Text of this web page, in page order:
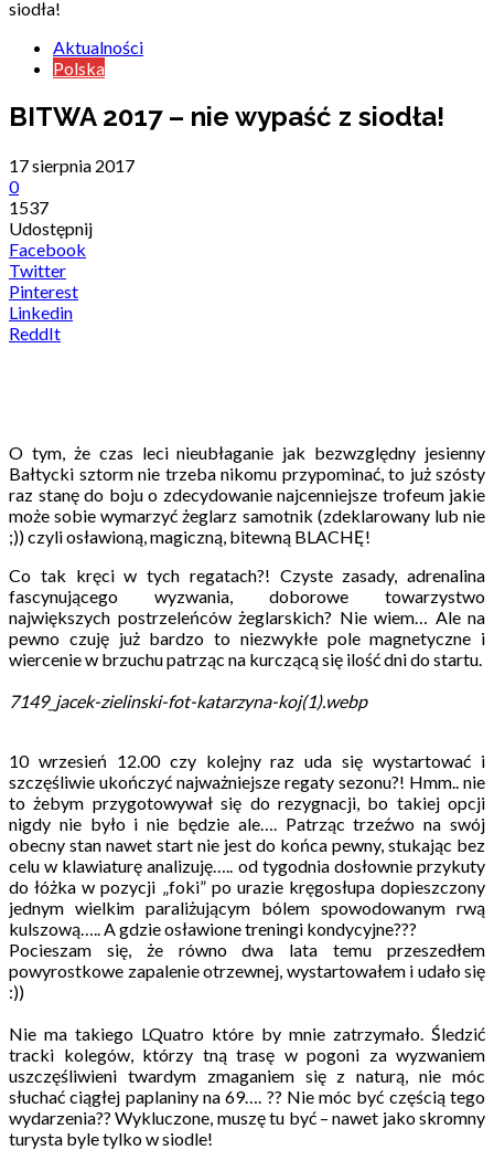
siodła!
Aktualności
Polska
BITWA 2017 – nie wypaść z siodła!
17 sierpnia 2017
0
1537
Udostępnij
Facebook
Twitter
Pinterest
Linkedin
ReddIt
O tym, że czas leci nieubłaganie jak bezwzględny jesienny
Bałtycki sztorm nie trzeba nikomu przypominać, to już szósty
raz stanę do boju o zdecydowanie najcenniejsze trofeum jakie
może sobie wymarzyć żeglarz samotnik (zdeklarowany lub nie
;)) czyli osławioną, magiczną, bitewną BLACHĘ!
Co tak kręci w tych regatach?! Czyste zasady, adrenalina
fascynującego wyzwania, doborowe towarzystwo
największych postrzeleńców żeglarskich? Nie wiem… Ale na
pewno czuję już bardzo to niezwykłe pole magnetyczne i
wiercenie w brzuchu patrząc na kurczącą się ilość dni do startu.
7149_jacek-zielinski-fot-katarzyna-koj(1).webp
10 wrzesień 12.00 czy kolejny raz uda się wystartować i
szczęśliwie ukończyć najważniejsze regaty sezonu?! Hmm.. nie
to żebym przygotowywał się do rezygnacji, bo takiej opcji
nigdy nie było i nie będzie ale…. Patrząc trzeźwo na swój
obecny stan nawet start nie jest do końca pewny, stukając bez
celu w klawiaturę analizuję….. od tygodnia dosłownie przykuty
do łóżka w pozycji „foki” po urazie kręgosłupa dopieszczony
jednym wielkim paraliżującym bólem spowodowanym rwą
kulszową….. A gdzie osławione treningi kondycyjne???
Pocieszam się, że równo dwa lata temu przeszedłem
powyrostkowe zapalenie otrzewnej, wystartowałem i udało się
:))
Nie ma takiego LQuatro które by mnie zatrzymało. Śledzić
tracki kolegów, którzy tną trasę w pogoni za wyzwaniem
uszczęśliwieni twardym zmaganiem się z naturą, nie móc
słuchać ciągłej paplaniny na 69…. ?? Nie móc być częścią tego
wydarzenia?? Wykluczone, muszę tu być – nawet jako skromny
turysta byle tylko w siodle!